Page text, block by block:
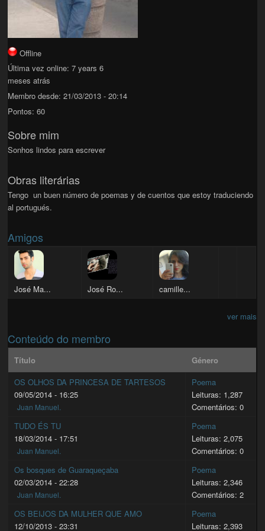
Offline
Última vez online: 7 years 6
meses atrás
Membro desde: 21/03/2013 - 20:14
Pontos: 60
Sobre mim
Sonhos lindos para escrever
Obras literárias
Tengo un buen número de poemas y de cuentos que estoy traduciendo
al portugués.
Amigos
José Ma... José Ro... camille...
ver mais
Conteúdo do membro
Título
Género
OS OLHOS DA PRINCESA DE TARTESOS
09/05/2014 - 16:25
Juan Manuel.
Poema
Leituras: 1,287
Comentários: 0
TUDO ÉS TU
18/03/2014 - 17:51
Juan Manuel.
Poema
Leituras: 2,075
Comentários: 0
Os bosques de Guaraqueçaba
02/03/2014 - 22:28
Juan Manuel.
Poema
Leituras: 2,346
Comentários: 2
OS BEIJOS DA MULHER QUE AMO
12/10/2013 - 23:31
Poema
Leituras: 2,393